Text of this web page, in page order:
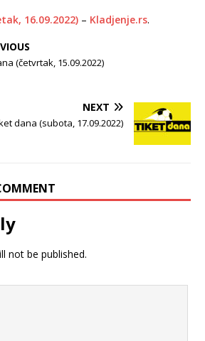
16.09.2022) – Kladjenje.rs.
(četvrtak, 15.09.2022)
NEXT
dana (subota, 17.09.2022)
not be published.